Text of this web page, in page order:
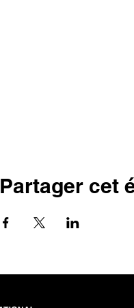
Partager cet